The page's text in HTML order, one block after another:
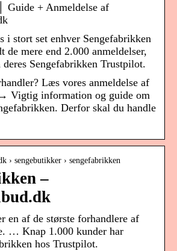
Guide + Anmeldelse af
stort set enhver Sengefabrikken
de mere end 2.000 anmeldelser,
Sengefabrikken Trustpilot.
Læs vores anmeldelse af
Vigtig information og guide om
Derfor skal du handle
› sengebutikker › sengefabrikken
–
en af de største forhandlere af
… Knap 1.000 kunder har
hos Trustpilot.